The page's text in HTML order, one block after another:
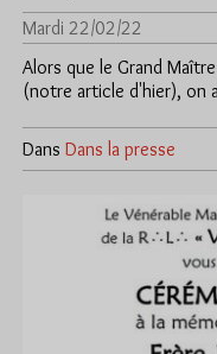
Mardi 22/02/22
Alors que le Grand
(notre article d'hier), on
Dans Dans la presse